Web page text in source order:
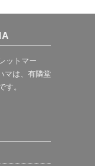
ットマー
マは、有隣堂
す。